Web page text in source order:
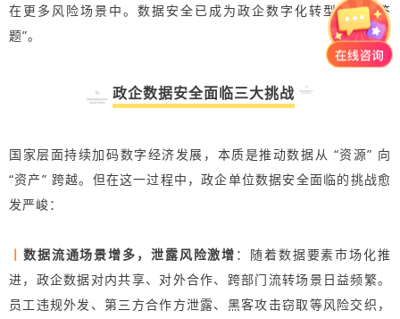
在更多风险场景中。数据安全已成为政企数字化转型的 “必答
题”。
政企数据安全面临三大挑战
国家层面持续加码数字经济发展，本质是推动数据从 “资源” 向
“资产” 跨越。但在这一过程中，政企单位数据安全面临的挑战愈
发严峻：
丨 数据流通场景增多，泄露风险激增 ：随着数据要素市场化推
进，政企数据对内共享、对外合作、跨部门流转场景日益频繁。
员工违规外发、第三方合作方泄露、黑客攻击窃取等风险交织，